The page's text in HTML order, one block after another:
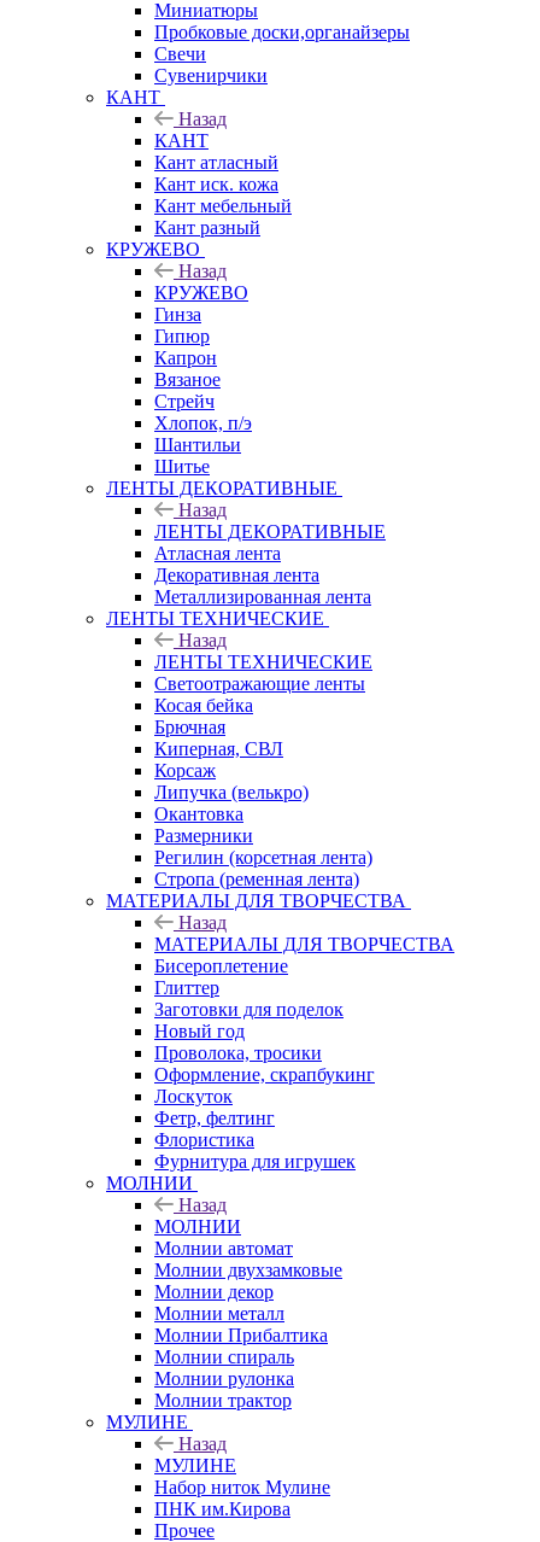
Миниатюры
Пробковые доски,органайзеры
Свечи
Сувенирчики
КАНТ
Назад
КАНТ
Кант атласный
Кант иск. кожа
Кант мебельный
Кант разный
КРУЖЕВО
Назад
КРУЖЕВО
Гинза
Гипюр
Капрон
Вязаное
Стрейч
Хлопок, п/э
Шантильи
Шитье
ЛЕНТЫ ДЕКОРАТИВНЫЕ
Назад
ЛЕНТЫ ДЕКОРАТИВНЫЕ
Атласная лента
Декоративная лента
Металлизированная лента
ЛЕНТЫ ТЕХНИЧЕСКИЕ
Назад
ЛЕНТЫ ТЕХНИЧЕСКИЕ
Светоотражающие ленты
Косая бейка
Брючная
Киперная, СВЛ
Корсаж
Липучка (велькро)
Окантовка
Размерники
Регилин (корсетная лента)
Стропа (ременная лента)
МАТЕРИАЛЫ ДЛЯ ТВОРЧЕСТВА
Назад
МАТЕРИАЛЫ ДЛЯ ТВОРЧЕСТВА
Бисероплетение
Глиттер
Заготовки для поделок
Новый год
Проволока, тросики
Оформление, скрапбукинг
Лоскуток
Фетр, фелтинг
Флористика
Фурнитура для игрушек
МОЛНИИ
Назад
МОЛНИИ
Молнии автомат
Молнии двухзамковые
Молнии декор
Молнии металл
Молнии Прибалтика
Молнии спираль
Молнии рулонка
Молнии трактор
МУЛИНЕ
Назад
МУЛИНЕ
Набор ниток Мулине
ПНК им.Кирова
Прочее